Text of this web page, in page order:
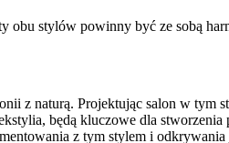
stylów powinny być ze sobą
z naturą. Projektując salon w
będą kluczowe dla
z tym stylem i